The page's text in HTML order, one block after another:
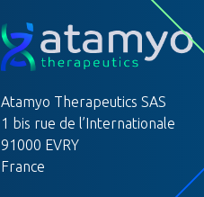
Atamyo Therapeutics SAS
1 bis rue de l’Internationale
91000 EVRY
France